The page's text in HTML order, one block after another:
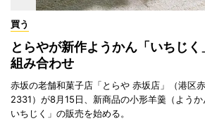
買う
とらやが新作ようかん「いちじ
組み合わせ
赤坂の老舗和菓子店「とらや 赤坂店」（港区
2331）が8月15日、新商品の小形羊羹（よう
いちじく」の販売を始める。